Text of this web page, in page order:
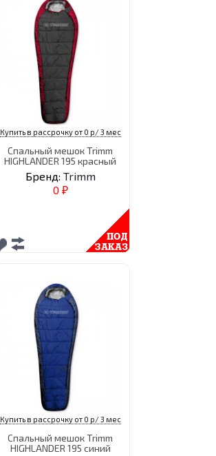
Купить в рассрочку от 0 р/ 3 мес
Спальный мешок Trimm
HIGHLANDER 195 красный
Бренд: Trimm
0 ₽
Купить в рассрочку от 0 р/ 3 мес
Спальный мешок Trimm
HIGHLANDER 195 синий